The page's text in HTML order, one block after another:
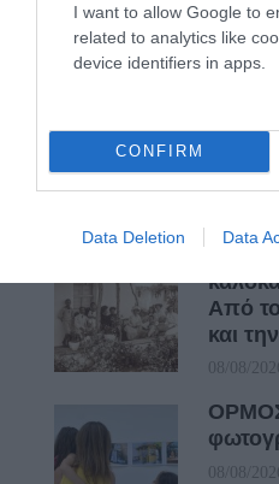
I want to allow Google to
related to analytics like
device identifiers in apps.
CONFIRM
Data Deletion Data
09/08/2026
08/08/
Από
και
08/08/
08/08/